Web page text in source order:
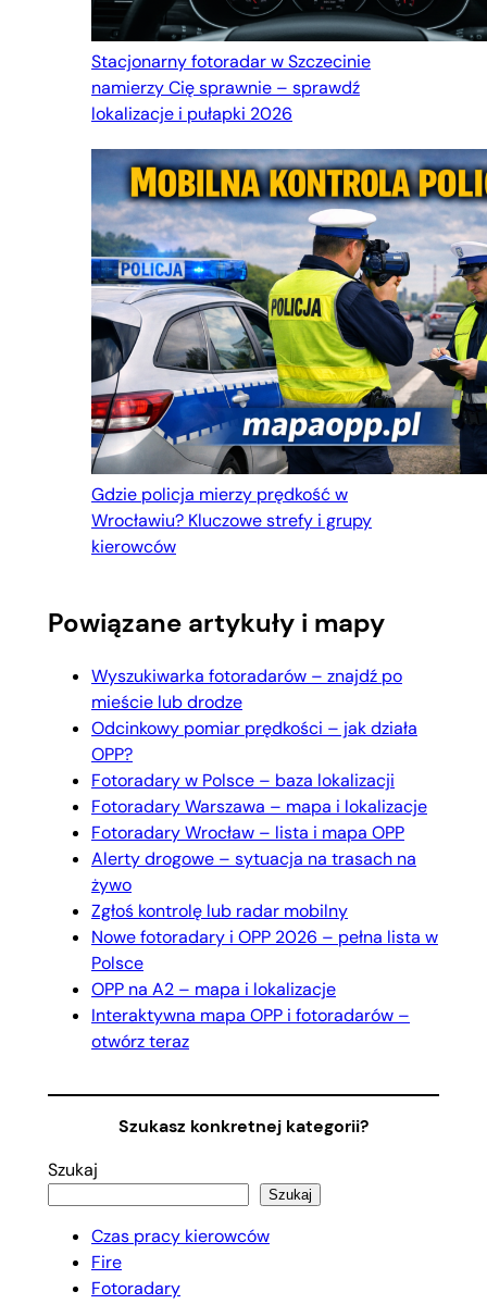
Stacjonarny fotoradar w Szczecinie
namierzy Cię sprawnie – sprawdź
lokalizacje i pułapki 2026
Gdzie policja mierzy prędkość w
Wrocławiu? Kluczowe strefy i grupy
kierowców
Powiązane artykuły i mapy
Wyszukiwarka fotoradarów – znajdź po
mieście lub drodze
Odcinkowy pomiar prędkości – jak działa
OPP?
Fotoradary w Polsce – baza lokalizacji
Fotoradary Warszawa – mapa i lokalizacje
Fotoradary Wrocław – lista i mapa OPP
Alerty drogowe – sytuacja na trasach na
żywo
Zgłoś kontrolę lub radar mobilny
Nowe fotoradary i OPP 2026 – pełna lista w
Polsce
OPP na A2 – mapa i lokalizacje
Interaktywna mapa OPP i fotoradarów –
otwórz teraz
Szukasz konkretnej kategorii?
Szukaj
Szukaj
Czas pracy kierowców
Fire
Fotoradary